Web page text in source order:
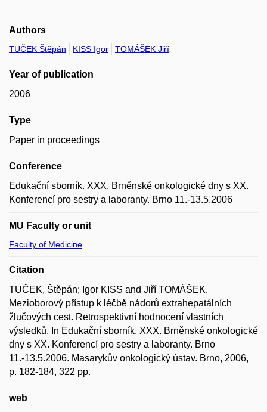
Authors
TUČEK Štěpán KISS Igor TOMÁŠEK Jiří
Year of publication
2006
Type
Paper in proceedings
Conference
Edukační sborník. XXX. Brněnské onkologické dny s XX.
Konferencí pro sestry a laboranty. Brno 11.-13.5.2006
MU Faculty or unit
Faculty of Medicine
Citation
TUČEK, Štěpán; Igor KISS and Jiří TOMÁŠEK.
Mezioborový přístup k léčbě nádorů extrahepatálních
žlučových cest. Retrospektivní hodnocení vlastních
výsledků. In Edukační sborník. XXX. Brněnské onkologické
dny s XX. Konferencí pro sestry a laboranty. Brno
11.-13.5.2006. Masarykův onkologický ústav. Brno, 2006,
p. 182-184, 322 pp.
web